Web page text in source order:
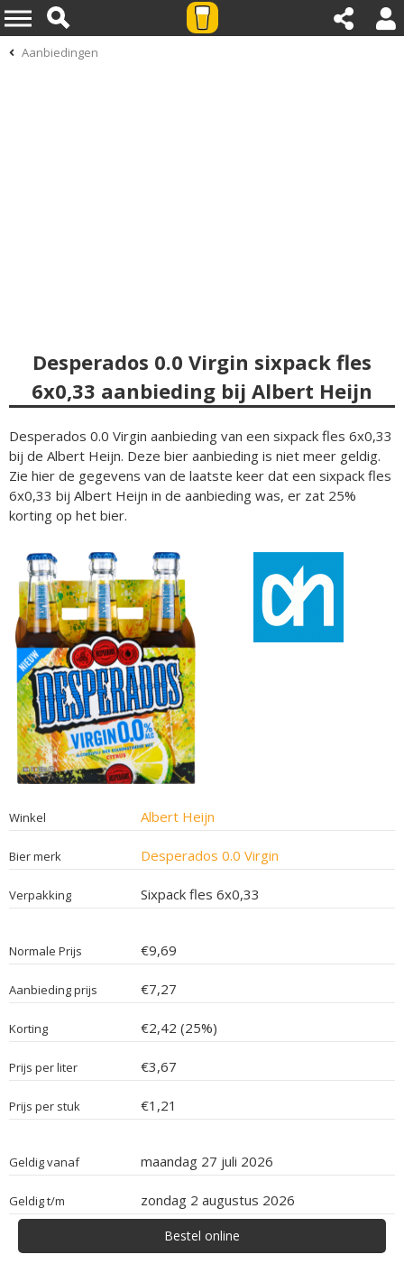
Aanbiedingen
Desperados 0.0 Virgin sixpack fles
6x0,33 aanbieding bij Albert Heijn
Desperados 0.0 Virgin aanbieding van een sixpack fles 6x0,33
bij de Albert Heijn. Deze bier aanbieding is niet meer geldig.
Zie hier de gegevens van de laatste keer dat een sixpack fles
6x0,33 bij Albert Heijn in de aanbieding was, er zat 25%
korting op het bier.
Winkel Albert Heijn
Bier merk Desperados 0.0 Virgin
Verpakking Sixpack fles 6x0,33
Normale Prijs €9,69
Aanbieding prijs €7,27
Korting €2,42 (25%)
Prijs per liter €3,67
Prijs per stuk €1,21
Geldig vanaf maandag 27 juli 2026
Geldig t/m zondag 2 augustus 2026
Bestel online